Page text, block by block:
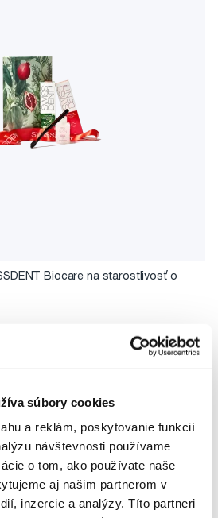
súbory cookies
a reklám, poskytovanie funkcií
návštevnosti používame
o tom, ako používate naše
aj našim partnerom v
inzercie a analýzy. Títo partneri
Biocare na starostlivosť o
Ihneď v 1 prodejně